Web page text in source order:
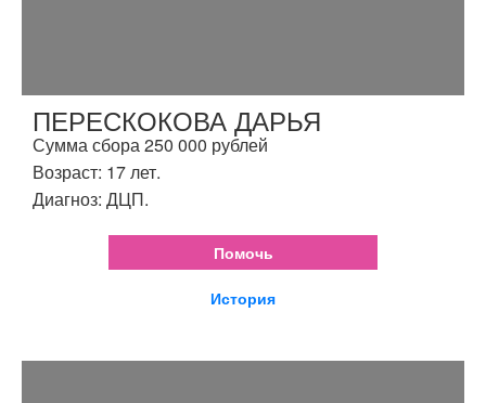
ПЕРЕСКОКОВА ДАРЬЯ
Сумма сбора 250 000 рублей
Возраст: 17 лет.
Диагноз: ДЦП.
Помочь
История